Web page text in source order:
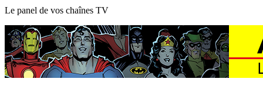
Le panel de vos chaînes TV